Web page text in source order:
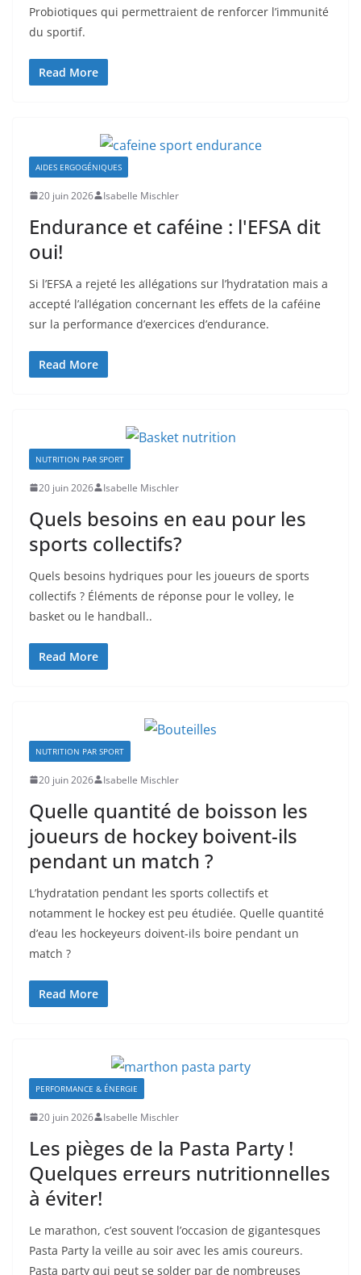
Probiotiques qui permettraient de renforcer l’immunité
du sportif.
Read More
AIDES ERGOGÉNIQUES
20 juin 2026 Isabelle Mischler
Endurance et caféine : l'EFSA dit
oui!
Si l’EFSA a rejeté les allégations sur l’hydratation mais a
accepté l’allégation concernant les effets de la caféine
sur la performance d’exercices d’endurance.
Read More
NUTRITION PAR SPORT
20 juin 2026 Isabelle Mischler
Quels besoins en eau pour les
sports collectifs?
Quels besoins hydriques pour les joueurs de sports
collectifs ? Éléments de réponse pour le volley, le
basket ou le handball..
Read More
NUTRITION PAR SPORT
20 juin 2026 Isabelle Mischler
Quelle quantité de boisson les
joueurs de hockey boivent-ils
pendant un match ?
L’hydratation pendant les sports collectifs et
notamment le hockey est peu étudiée. Quelle quantité
d’eau les hockeyeurs doivent-ils boire pendant un
match ?
Read More
PERFORMANCE & ÉNERGIE
20 juin 2026 Isabelle Mischler
Les pièges de la Pasta Party !
Quelques erreurs nutritionnelles
à éviter!
Le marathon, c’est souvent l’occasion de gigantesques
Pasta Party la veille au soir avec les amis coureurs.
Pasta party qui peut se solder par de nombreuses